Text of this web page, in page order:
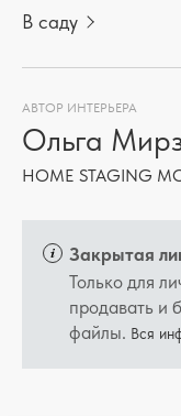
В саду
АВТОР ИНТЕРЬЕРА
Ольга
HOME STAGING
Закрытая
Только для
продавать и
файлы. Вся